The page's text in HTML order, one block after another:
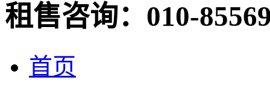
租售咨询： 010-
首页